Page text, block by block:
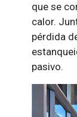
que se
calor.
pérdida
pasivo.